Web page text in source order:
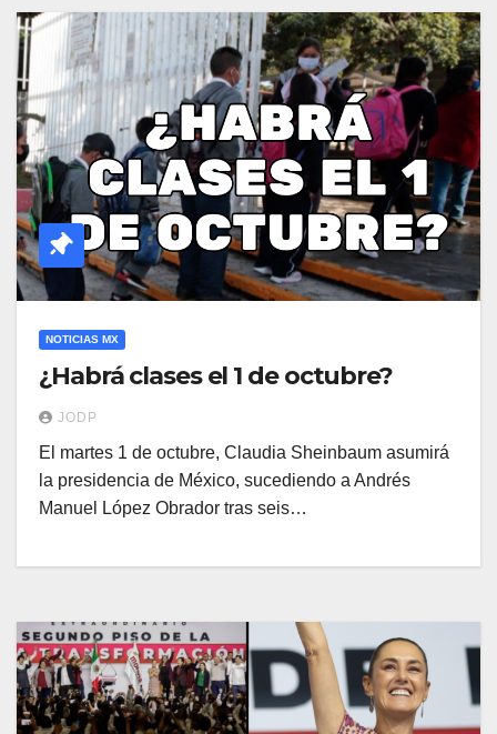
NOTICIAS MX
¿Habrá clases el 1 de octubre?
JODP
El martes 1 de octubre, Claudia Sheinbaum asumirá
la presidencia de México, sucediendo a Andrés
Manuel López Obrador tras seis…